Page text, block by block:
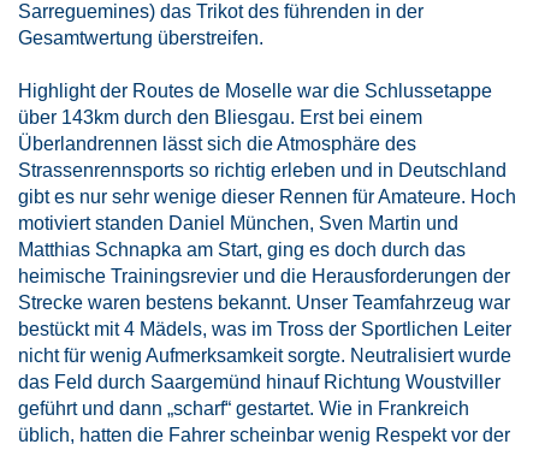
Sarreguemines) das Trikot des führenden in der
Gesamtwertung überstreifen.
Highlight der Routes de Moselle war die Schlussetappe
über 143km durch den Bliesgau. Erst bei einem
Überlandrennen lässt sich die Atmosphäre des
Strassenrennsports so richtig erleben und in Deutschland
gibt es nur sehr wenige dieser Rennen für Amateure. Hoch
motiviert standen Daniel München, Sven Martin und
Matthias Schnapka am Start, ging es doch durch das
heimische Trainingsrevier und die Herausforderungen der
Strecke waren bestens bekannt. Unser Teamfahrzeug war
bestückt mit 4 Mädels, was im Tross der Sportlichen Leiter
nicht für wenig Aufmerksamkeit sorgte. Neutralisiert wurde
das Feld durch Saargemünd hinauf Richtung Woustviller
geführt und dann „scharf“ gestartet. Wie in Frankreich
üblich, hatten die Fahrer scheinbar wenig Respekt vor der